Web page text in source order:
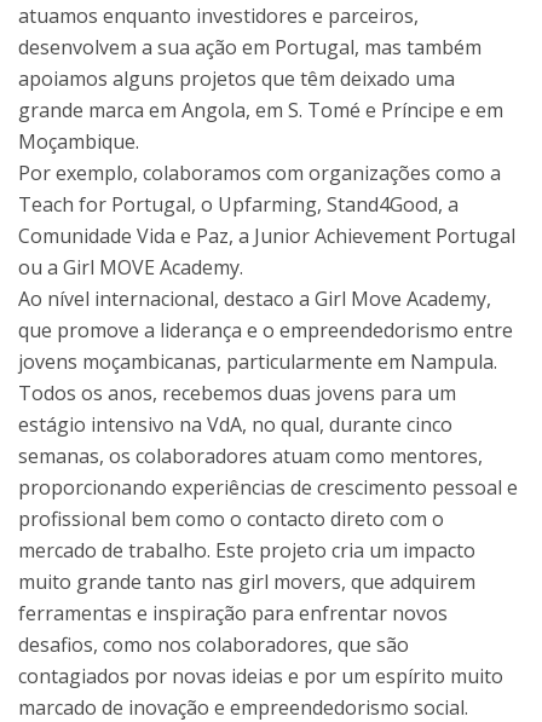
atuamos enquanto investidores e parceiros,
desenvolvem a sua ação em Portugal, mas também
apoiamos alguns projetos que têm deixado uma
grande marca em Angola, em S. Tomé e Príncipe e em
Moçambique.
Por exemplo, colaboramos com organizações como a
Teach for Portugal, o Upfarming, Stand4Good, a
Comunidade Vida e Paz, a Junior Achievement Portugal
ou a Girl MOVE Academy.
Ao nível internacional, destaco a Girl Move Academy,
que promove a liderança e o empreendedorismo entre
jovens moçambicanas, particularmente em Nampula.
Todos os anos, recebemos duas jovens para um
estágio intensivo na VdA, no qual, durante cinco
semanas, os colaboradores atuam como mentores,
proporcionando experiências de crescimento pessoal e
profissional bem como o contacto direto com o
mercado de trabalho. Este projeto cria um impacto
muito grande tanto nas girl movers, que adquirem
ferramentas e inspiração para enfrentar novos
desafios, como nos colaboradores, que são
contagiados por novas ideias e por um espírito muito
marcado de inovação e empreendedorismo social.